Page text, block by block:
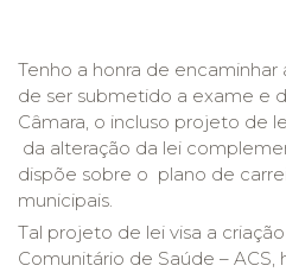
Tenho a honra de encaminhar
de ser submetido a exame e
Câmara, o incluso projeto de
da alteração da lei
dispõe sobre o plano de
municipais.
Tal projeto de lei visa a
Comunitário de Saúde – ACS,